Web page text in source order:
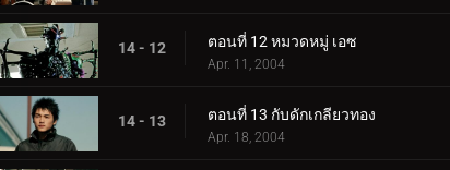
14 - 12 ตอนที่ 12 หมวดหมู่ เอซ
Apr. 11, 2004
14 - 13 ตอนที่ 13 กับดักเกลียวทอง
Apr. 18, 2004